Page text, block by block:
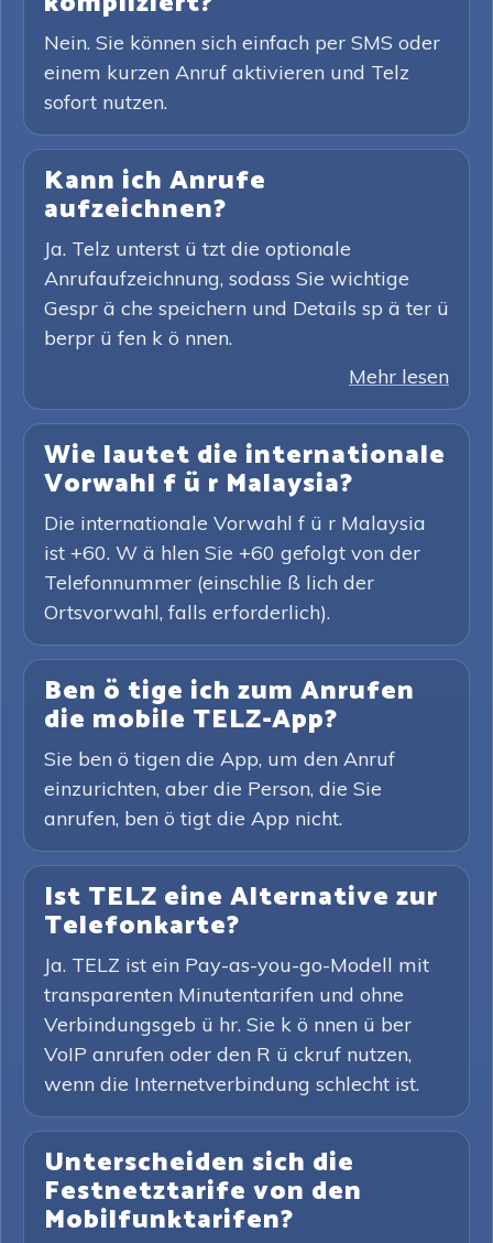
Nein. Sie können sich einfach per SMS oder
einem kurzen Anruf aktivieren und Telz
sofort nutzen.
Kann ich Anrufe
aufzeichnen?
Ja. Telz unterst ü tzt die optionale
Anrufaufzeichnung, sodass Sie wichtige
Gespr ä che speichern und Details sp ä ter ü
berpr ü fen k ö nnen.
Mehr lesen
Wie lautet die internationale
Vorwahl f ü r Malaysia?
Die internationale Vorwahl f ü r Malaysia
ist +60. W ä hlen Sie +60 gefolgt von der
Telefonnummer (einschlie ß lich der
Ortsvorwahl, falls erforderlich).
Ben ö tige ich zum Anrufen
die mobile TELZ-App?
Sie ben ö tigen die App, um den Anruf
einzurichten, aber die Person, die Sie
anrufen, ben ö tigt die App nicht.
Ist TELZ eine Alternative zur
Telefonkarte?
Ja. TELZ ist ein Pay-as-you-go-Modell mit
transparenten Minutentarifen und ohne
Verbindungsgeb ü hr. Sie k ö nnen ü ber
VoIP anrufen oder den R ü ckruf nutzen,
wenn die Internetverbindung schlecht ist.
Unterscheiden sich die
Festnetztarife von den
Mobilfunktarifen?